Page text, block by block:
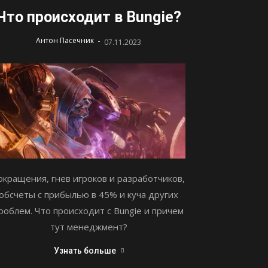
происходит в Bungie?
Антон Пасечник - 07.11.2023
гнев игроков и разработчиков,
с прибылью в 45% и куча других
Что происходит с Bungie и причем
тут менеджмент?
Узнать больше